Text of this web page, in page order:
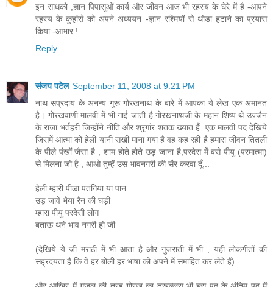
इन साधको ,ज्ञान पिपासुओं कार्य और जीवन आज भी रहस्य के घेरे में है -आपने
रहस्य के कुहांसे को अपने अध्ययन -ज्ञान रश्मियों से थोडा हटाने का प्रयास
किया -आभार !
Reply
संजय पटेल September 11, 2008 at 9:21 PM
नाथ सप्रदाय के अनन्य गुरू गोरखनाथ के बारे में आपका ये लेख एक अमानत
है। गोरखवाणी मालवी में भी गाई जाती है.गोरखनाथजी के महान शिष्य थे उज्जैन
के राजा भर्तहरी जिन्होंने नीति और श्रृगांर शतक ख्यात हैं. एक मालवी पद देखिये
जिसमें आत्मा को हेली यानी सखी माना गया है वह कह रही है हमारा जीवन तितली
के पीले पंखों जैसा है , शाम होते होते उड़ जाना है,परदेस में बसे पीयु (परमात्मा)
से मिलना जो है , आओ तुम्हें उस भावनगरी की सैर करवा दूँ...
हेली म्हारी पीळा पतंगिया या पान
उड़ जावे भैया रैन की घड़ी
म्हारा पीयु परदेसी लोग
बताऊ थने भाव नगरी हो जी
(देखिये ये जी मराठी में भी आता है और गुजराती में भी , यही लोकगीतों की
सह्रदयता है कि वे हर बोली हर भाषा को अपने में समाहित कर लेते हैं)